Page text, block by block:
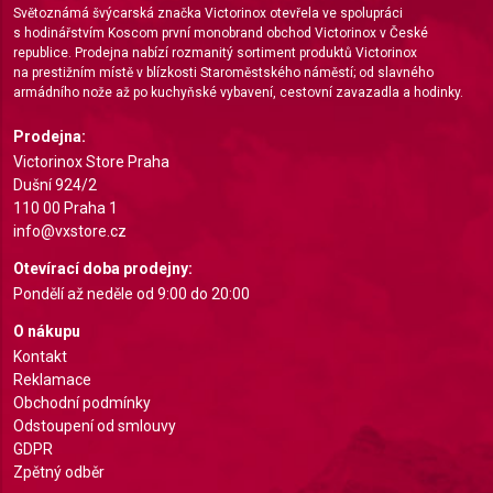
Světoznámá švýcarská značka Victorinox otevřela ve spolupráci
s hodinářstvím Koscom první monobrand obchod Victorinox v České
republice. Prodejna nabízí rozmanitý sortiment produktů Victorinox
na prestižním místě v blízkosti Staroměstského náměstí; od slavného
armádního nože až po kuchyňské vybavení, cestovní zavazadla a hodinky.
Prodejna:
Victorinox Store Praha
Dušní 924/2
110 00 Praha 1
info@vxstore.cz
Otevírací doba prodejny:
Pondělí až neděle od 9:00 do 20:00
O nákupu
Kontakt
Reklamace
Obchodní podmínky
Odstoupení od smlouvy
GDPR
Zpětný odběr
Measure content performance
Understand audiences through statistics or
combinations of data from different sources
Develop and improve services
Use limited data to select content
IAB Special Features:
Use precise geolocation data
Identify devices based on information actively
requested
Non-IAB processing purposes:
Necessary
Performance
Functional